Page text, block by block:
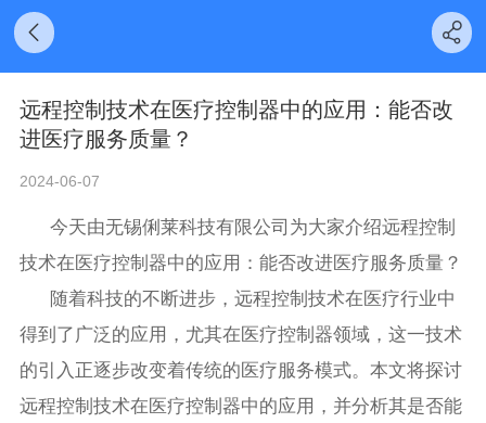
远程控制技术在医疗控制器中的应用：能否改
进医疗服务质量？
2024-06-07
今天由无锡俐莱科技有限公司为大家介绍远程控制
技术在医疗控制器中的应用：能否改进医疗服务质量？
随着科技的不断进步，远程控制技术在医疗行业中
得到了广泛的应用，尤其在医疗控制器领域，这一技术
的引入正逐步改变着传统的医疗服务模式。本文将探讨
远程控制技术在医疗控制器中的应用，并分析其是否能